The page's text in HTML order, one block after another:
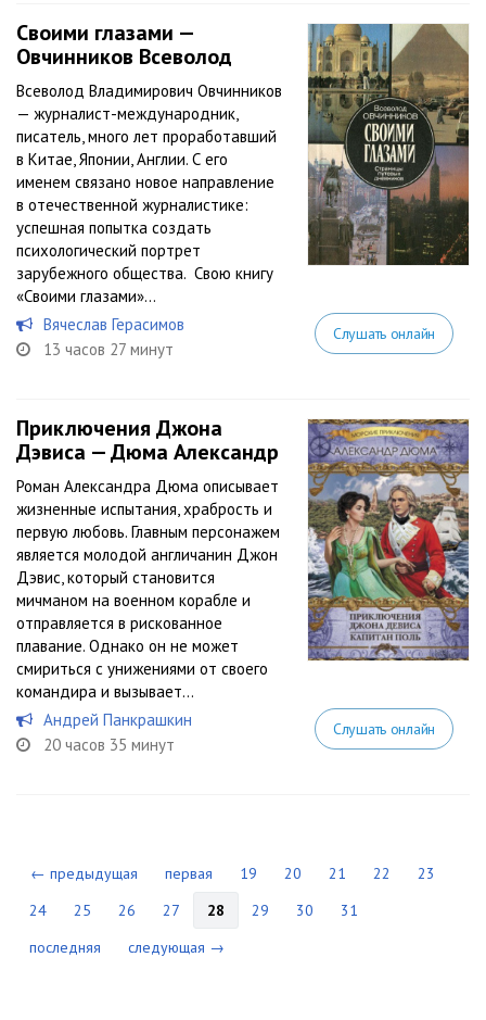
Своими глазами —
Овчинников Всеволод
Всеволод Владимирович Овчинников
— журналист-международник,
писатель, много лет проработавший
в Китае, Японии, Англии. С его
именем связано новое направление
в отечественной журналистике:
успешная попытка создать
психологический портрет
зарубежного общества. Свою книгу
«Своими глазами»...
Вячеслав Герасимов
13 часов 27 минут
Слушать онлайн
Приключения Джона
Дэвиса — Дюма Александр
Роман Александра Дюма описывает
жизненные испытания, храбрость и
первую любовь. Главным персонажем
является молодой англичанин Джон
Дэвис, который становится
мичманом на военном корабле и
отправляется в рискованное
плавание. Однако он не может
смириться с унижениями от своего
командира и вызывает...
Андрей Панкрашкин
20 часов 35 минут
Слушать онлайн
← предыдущая первая 19 20 21 22
23
24
25 26 27 28 29 30
31
последняя
следующая →